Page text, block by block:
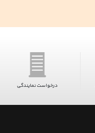
درخواست نمایندگی